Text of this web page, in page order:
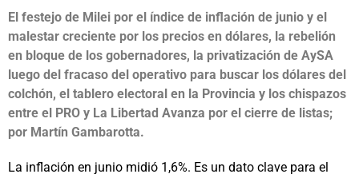
El festejo de Milei por el índice de inflación de junio y el
malestar creciente por los precios en dólares, la rebelión
en bloque de los gobernadores, la privatización de AySA
luego del fracaso del operativo para buscar los dólares del
colchón, el tablero electoral en la Provincia y los chispazos
entre el PRO y La Libertad Avanza por el cierre de listas;
por Martín Gambarotta.
La inflación en junio midió 1,6%. Es un dato clave para el